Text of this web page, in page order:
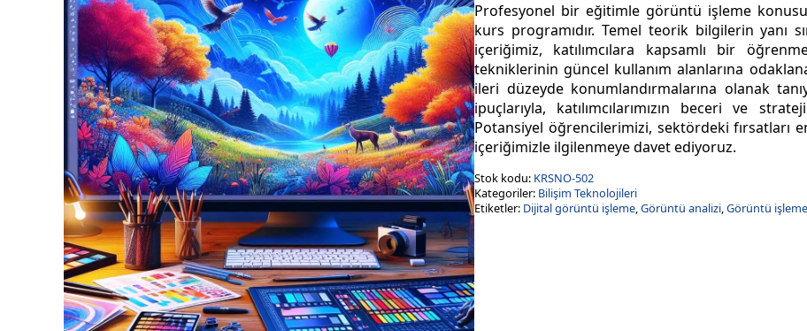
Profesyonel bir eğitimle görüntü işleme
kurs programıdır. Temel teorik bilgilerin yanı
içeriğimiz, katılımcılara kapsamlı bir
tekniklerinin güncel kullanım alanlarına
ileri düzeyde konumlandırmalarına olanak
ipuçlarıyla, katılımcılarımızın beceri ve
Potansiyel öğrencilerimizi, sektördeki fırsatları
içeriğimizle ilgilenmeye davet ediyoruz.
Stok kodu: KRSNO-502
Kategoriler: Bilişim Teknolojileri
Etiketler: Dijital görüntü işleme,Görüntü analizi,Görüntü